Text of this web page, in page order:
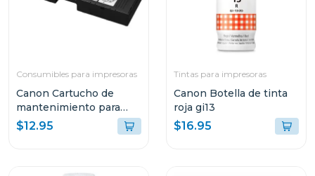
Consumibles para impresoras
Canon Cartucho de
mantenimiento para
impresoras pixma
$12.95
Tintas para impresoras
Canon Botella de tinta
roja gi13
$16.95